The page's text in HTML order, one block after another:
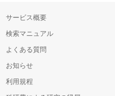
サービス概要
検索マニュアル
よくある質問
お知らせ
利用規程